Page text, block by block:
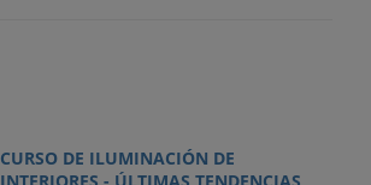
CURSO DE ILUMINACIÓN DE